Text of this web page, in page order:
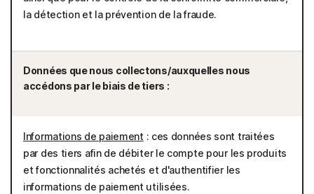
la détection et la prévention de la fraude.
Données que nous collectons/auxquelles nous
accédons par le biais de tiers :
Informations de paiement : ces données sont traitées
par des tiers afin de débiter le compte pour les produits
et fonctionnalités achetés et d'authentifier les
informations de paiement utilisées.